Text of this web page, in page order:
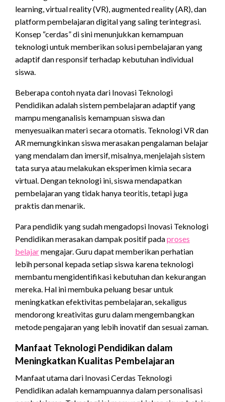
learning, virtual reality (VR), augmented reality (AR), dan
platform pembelajaran digital yang saling terintegrasi.
Konsep “cerdas” di sini menunjukkan kemampuan
teknologi untuk memberikan solusi pembelajaran yang
adaptif dan responsif terhadap kebutuhan individual
siswa.
Beberapa contoh nyata dari Inovasi Teknologi
Pendidikan adalah sistem pembelajaran adaptif yang
mampu menganalisis kemampuan siswa dan
menyesuaikan materi secara otomatis. Teknologi VR dan
AR memungkinkan siswa merasakan pengalaman belajar
yang mendalam dan imersif, misalnya, menjelajah sistem
tata surya atau melakukan eksperimen kimia secara
virtual. Dengan teknologi ini, siswa mendapatkan
pembelajaran yang tidak hanya teoritis, tetapi juga
praktis dan menarik.
Para pendidik yang sudah mengadopsi Inovasi Teknologi
Pendidikan merasakan dampak positif padaproses
belajarmengajar. Guru dapat memberikan perhatian
lebih personal kepada setiap siswa karena teknologi
membantu mengidentifikasi kebutuhan dan kekurangan
mereka. Hal ini membuka peluang besar untuk
meningkatkan efektivitas pembelajaran, sekaligus
mendorong kreativitas guru dalam mengembangkan
metode pengajaran yang lebih inovatif dan sesuai zaman.
Manfaat Teknologi Pendidikan dalam
Meningkatkan Kualitas Pembelajaran
Manfaat utama dari Inovasi Cerdas Teknologi
Pendidikan adalah kemampuannya dalam personalisasi